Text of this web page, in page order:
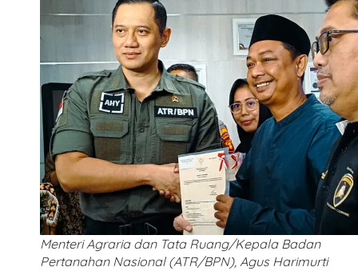
Menteri Agraria dan Tata Ruang/Kepala Badan
Pertanahan Nasional (ATR/BPN), Agus Harimurti